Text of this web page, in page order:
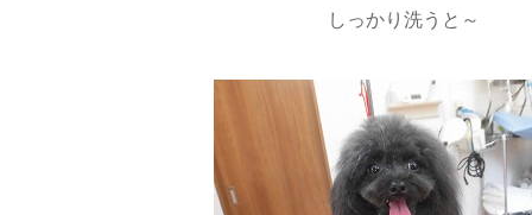
しっかり洗うと～